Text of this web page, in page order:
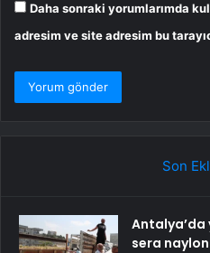
Daha sonraki yorumlarımda
adresim ve site adresim bu
Son
Antalya’da
sera